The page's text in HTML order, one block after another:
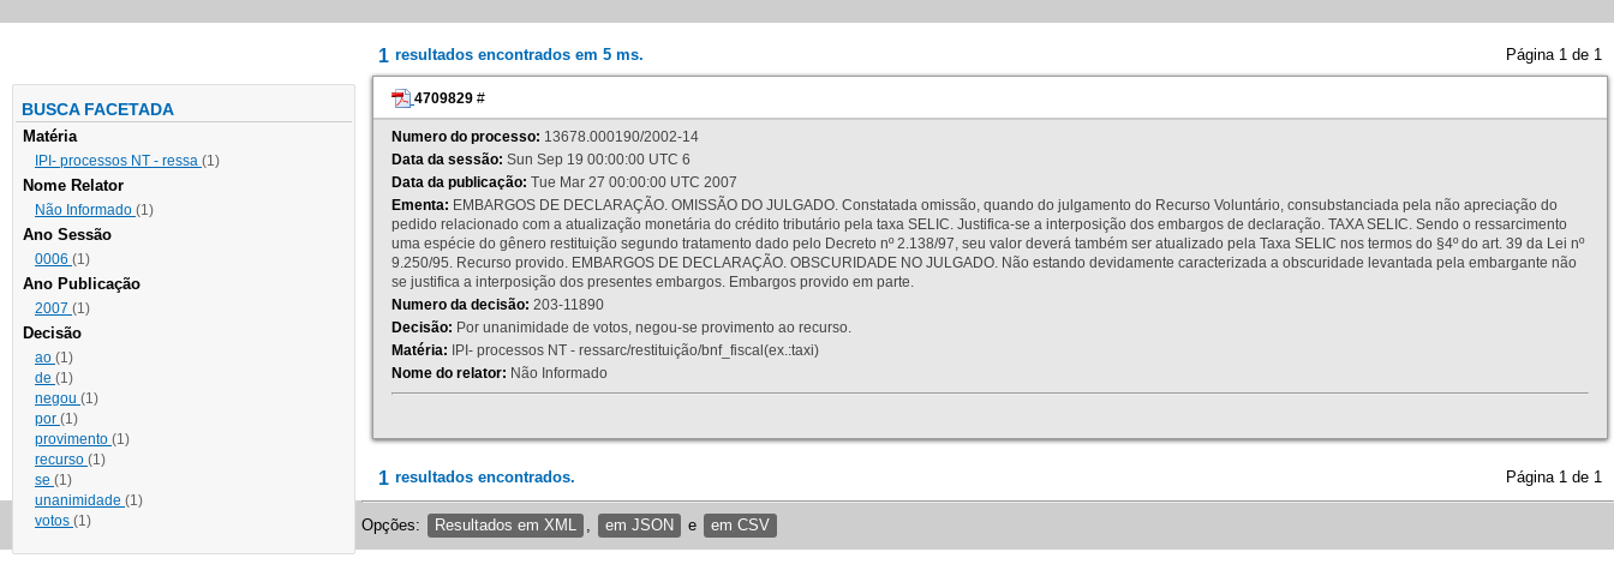
BUSCA FACETADA
Matéria
IPI- processos NT - ressa (1)
Nome Relator
Não Informado (1)
Ano Sessão
0006 (1)
Ano Publicação
2007 (1)
Decisão
ao (1)
de (1)
negou (1)
por (1)
provimento (1)
recurso (1)
se (1)
unanimidade (1)
votos (1)
1 resultados encontrados em 5 ms. Página 1 de 1
4709829 #
Numero do processo: 13678.000190/2002-14
Data da sessão: Sun Sep 19 00:00:00 UTC 6
Data da publicação: Tue Mar 27 00:00:00 UTC 2007
Ementa: EMBARGOS DE DECLARAÇÃO. OMISSÃO DO JULGADO. Constatada omissão, quando do julgamento do Recurso Voluntário, consubstanciada pela não apreciação do
pedido relacionado com a atualização monetária do crédito tributário pela taxa SELIC. Justifica-se a interposição dos embargos de declaração. TAXA SELIC. Sendo o ressarcimento
uma espécie do gênero restituição segundo tratamento dado pelo Decreto nº 2.138/97, seu valor deverá também ser atualizado pela Taxa SELIC nos termos do §4º do art. 39 da Lei nº
9.250/95. Recurso provido. EMBARGOS DE DECLARAÇÃO. OBSCURIDADE NO JULGADO. Não estando devidamente caracterizada a obscuridade levantada pela embargante não
se justifica a interposição dos presentes embargos. Embargos provido em parte.
Numero da decisão: 203-11890
Decisão: Por unanimidade de votos, negou-se provimento ao recurso.
Matéria: IPI- processos NT - ressarc/restituição/bnf_fiscal(ex.:taxi)
Nome do relator: Não Informado
1 resultados encontrados. Página 1 de 1
Opções: Resultados em XML em JSON e em CSV